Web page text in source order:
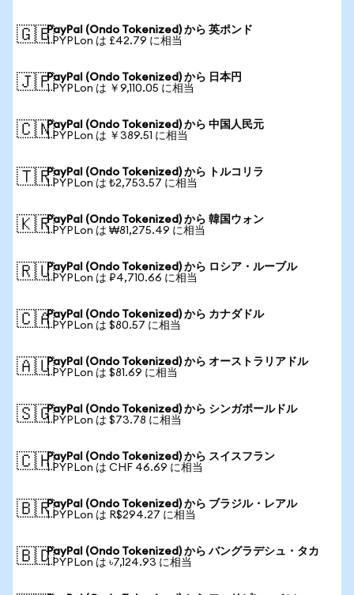
🇬🇧PayPal (Ondo Tokenized) から 英ポンド
1 PYPLon は £42.79 に相当
🇯🇵PayPal (Ondo Tokenized) から 日本円
1 PYPLon は ￥9,110.05 に相当
🇨🇳PayPal (Ondo Tokenized) から 中国人民元
1 PYPLon は ￥389.51 に相当
🇹🇷PayPal (Ondo Tokenized) から トルコリラ
1 PYPLon は ₺2,753.57 に相当
🇰🇷PayPal (Ondo Tokenized) から 韓国ウォン
1 PYPLon は ₩81,275.49 に相当
🇷🇺PayPal (Ondo Tokenized) から ロシア・ルーブル
1 PYPLon は ₽4,710.66 に相当
🇨🇦PayPal (Ondo Tokenized) から カナダドル
1 PYPLon は $80.57 に相当
🇦🇺PayPal (Ondo Tokenized) から オーストラリアドル
1 PYPLon は $81.69 に相当
🇸🇬PayPal (Ondo Tokenized) から シンガポールドル
1 PYPLon は $73.78 に相当
🇨🇭PayPal (Ondo Tokenized) から スイスフラン
1 PYPLon は CHF 46.69 に相当
🇧🇷PayPal (Ondo Tokenized) から ブラジル・レアル
1 PYPLon は R$294.27 に相当
🇧🇩PayPal (Ondo Tokenized) から バングラデシュ・タカ
1 PYPLon は ৳7,124.93 に相当